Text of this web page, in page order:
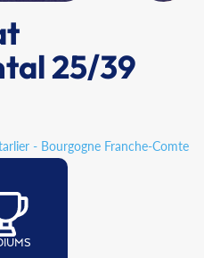
25/39
- Bourgogne Franche-Comte